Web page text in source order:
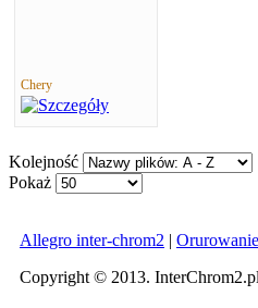
Chery
Kolejność
Pokaż
Allegro inter-chrom2 | Orurowanie
Copyright © 2013.